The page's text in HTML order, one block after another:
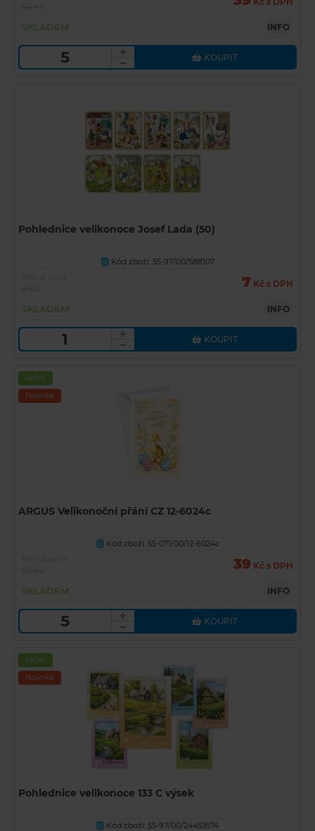
SKLADEM INFO
KOUPIT
Pohlednice velikonoce Josef Lada (50)
U Kód zboží: 55-97/00/588107
7 Kč s DPH
SKLADEM INFO
KOUPIT
Akční
Novinka
ARGUS Velikonoční přání CZ 12-6024c
U Kód zboží: 55-071/00/12-6024c
39 Kč s DPH
SKLADEM INFO
KOUPIT
Akční
Novinka
Pohlednice velikonoce 133 C výsek
U
Kód zboží: 55-97/00/24453574